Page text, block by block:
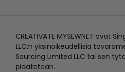
CREATIVATE MYSEWNET ovat
LLC:n yksinoikeudellisia
Sourcing Limited LLC tai sen
pidätetään.